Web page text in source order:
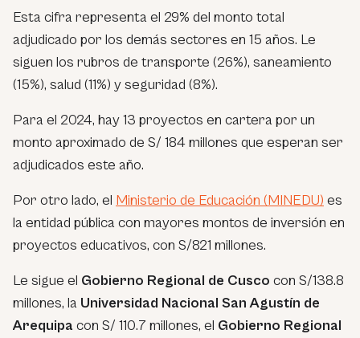
Esta cifra representa el 29% del monto total
adjudicado por los demás sectores en 15 años. Le
siguen los rubros de transporte (26%), saneamiento
(15%), salud (11%) y seguridad (8%).
Para el 2024, hay 13 proyectos en cartera por un
monto aproximado de S/ 184 millones que esperan ser
adjudicados este año.
Por otro lado, el Ministerio de Educación (MINEDU) es
la entidad pública con mayores montos de inversión en
proyectos educativos, con S/821 millones.
Le sigue el Gobierno Regional de Cusco con S/138.8
millones, la Universidad Nacional San Agustín de
Arequipa con S/ 110.7 millones, el Gobierno Regional